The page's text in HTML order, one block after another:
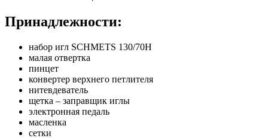
Принадлежности:
набор игл SCHMETS 130/70H
малая отвертка
пинцет
конвертер верхнего петлителя
нитевдеватель
щетка – заправщик иглы
электронная педаль
масленка
сетки